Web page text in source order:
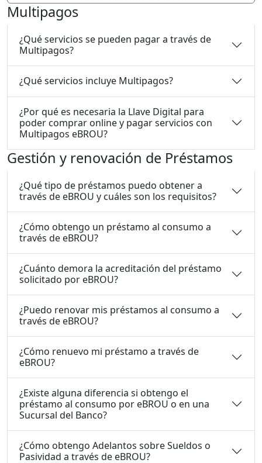
Multipagos
¿Qué servicios se pueden pagar a través de
Multipagos?
¿Qué servicios incluye Multipagos?
¿Por qué es necesaria la Llave Digital para
poder comprar online y pagar servicios con
Multipagos eBROU?
Gestión y renovación de Préstamos
¿Qué tipo de préstamos puedo obtener a
través de eBROU y cuáles son los requisitos?
¿Cómo obtengo un préstamo al consumo a
través de eBROU?
¿Cuánto demora la acreditación del préstamo
solicitado por eBROU?
¿Puedo renovar mis préstamos al consumo a
través de eBROU?
¿Cómo renuevo mi préstamo a través de
eBROU?
¿Existe alguna diferencia si obtengo el
préstamo al consumo por eBROU o en una
Sucursal del Banco?
¿Cómo obtengo Adelantos sobre Sueldos o
Pasividad a través de eBROU?